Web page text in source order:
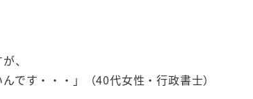
、
です・・・」（40代女性・行政書士）